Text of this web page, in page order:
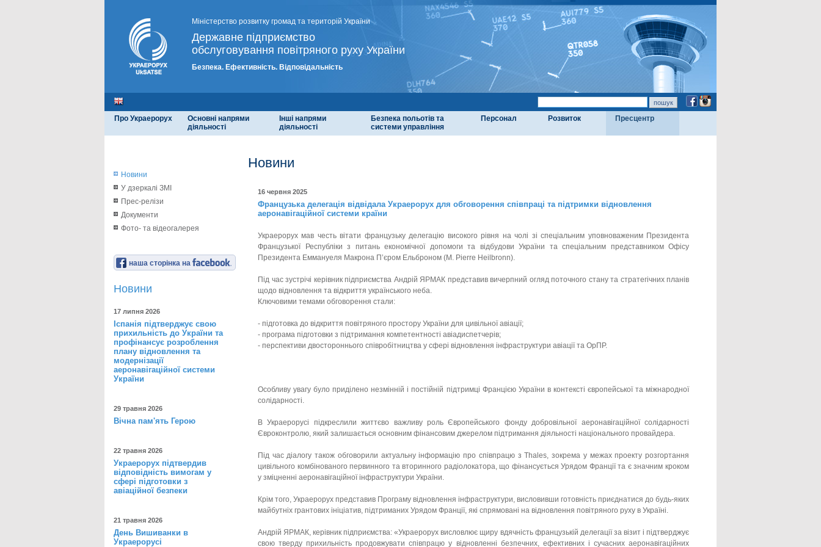
Міністерство розвитку громад та територій України
Державне підприємство
обслуговування повітряного руху України
Безпека. Ефективність. Відповідальність
Про Украерорух
Основні напрями
діяльності
Інші напрями
діяльності
Безпека польотів та
системи управління
Персонал Розвиток Пресцентр
Новини
У дзеркалі ЗМІ
Прес-релізи
Документи
Фото- та відеогалерея
наша сторінка на
Новини
17 липня 2026
Іспанія підтверджує свою
прихильність до України та
профінансує розроблення
плану відновлення та
модернізації
аеронавігаційної системи
України
29 травня 2026
Вічна пам'ять Герою
22 травня 2026
Украерорух підтвердив
відповідність вимогам у
сфері підготовки з
авіаційної безпеки
21 травня 2026
День Вишиванки в
Украерорусі
Новини
16 червня 2025
Французька делегація відвідала Украерорух для обговорення співпраці та підтримки відновлення
аеронавігаційної системи країни
Украерорух мав честь вітати французьку делегацію високого рівня на чолі зі спеціальним уповноваженим Президента
Французької Республіки з питань економічної допомоги та відбудови України та спеціальним представником Офісу
Президента Еммануеля Макрона П’єром Ельброном (M. Pierre Heilbronn).
Під час зустрічі керівник підприємства Андрій ЯРМАК представив вичерпний огляд поточного стану та стратегічних планів
щодо відновлення та відкриття українського неба.
Ключовими темами обговорення стали:
- підготовка до відкриття повітряного простору України для цивільної авіації;
- програма підготовки з підтримання компетентності авіадиспетчерів;
- перспективи двостороннього співробітництва у сфері відновлення інфраструктури авіації та ОрПР.
Особливу увагу було приділено незмінній і постійній підтримці Францією України в контексті європейської та міжнародної
солідарності.
В Украерорусі підкреслили життєво важливу роль Європейського фонду добровільної аеронавігаційної солідарності
Євроконтролю, який залишається основним фінансовим джерелом підтримання діяльності національного провайдера.
Під час діалогу також обговорили актуальну інформацію про співпрацю з Thales, зокрема у межах проекту розгортання
цивільного комбінованого первинного та вторинного радіолокатора, що фінансується Урядом Франції та є значним кроком
у зміцненні аеронавігаційної інфраструктури України.
Крім того, Украерорух представив Програму відновлення інфраструктури, висловивши готовність приєднатися до будь-яких
майбутніх грантових ініціатив, підтриманих Урядом Франції, які спрямовані на відновлення повітряного руху в Україні.
Андрій ЯРМАК, керівник підприємства: «Украерорух висловлює щиру вдячність французькій делегації за візит і підтверджує
свою тверду прихильність продовжувати співпрацю у відновленні безпечних, ефективних і сучасних аеронавігаційних